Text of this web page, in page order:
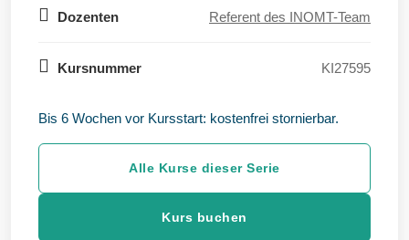
Dozenten Referent des INOMT-Team
Kursnummer KI27595
Bis 6 Wochen vor Kursstart: kostenfrei stornierbar.
Alle Kurse dieser Serie
Kurs buchen